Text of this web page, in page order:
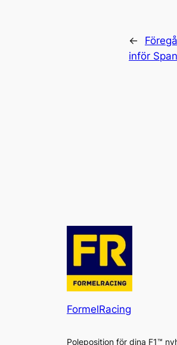
←
inför
FormelRacing
Poleposition för dina F1™